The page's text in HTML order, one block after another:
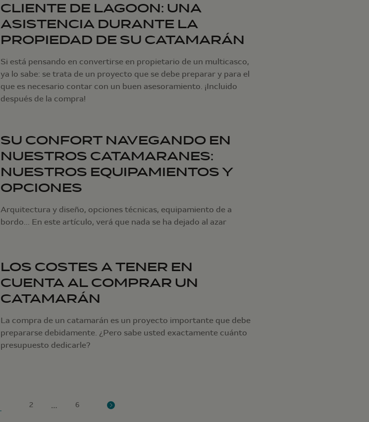
CLIENTE DE LAGOON: UNA
ASISTENCIA DURANTE LA
PROPIEDAD DE SU CATAMARÁN
Si está pensando en convertirse en propietario de un multicasco,
ya lo sabe: se trata de un proyecto que se debe preparar y para el
que es necesario contar con un buen asesoramiento. ¡Incluido
después de la compra!
SU CONFORT NAVEGANDO EN
NUESTROS CATAMARANES:
NUESTROS EQUIPAMIENTOS Y
OPCIONES
Arquitectura y diseño, opciones técnicas, equipamiento de a
bordo... En este artículo, verá que nada se ha dejado al azar
LOS COSTES A TENER EN
CUENTA AL COMPRAR UN
CATAMARÁN
La compra de un catamarán es un proyecto importante que debe
prepararse debidamente. ¿Pero sabe usted exactamente cuánto
presupuesto dedicarle?
2 … 6